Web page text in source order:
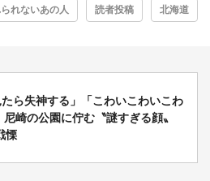
れないあの人 読者投稿 北海道
たら失神する」「こわいこわいこわ
尼崎の公園に佇む〝謎すぎる顔〟
慄